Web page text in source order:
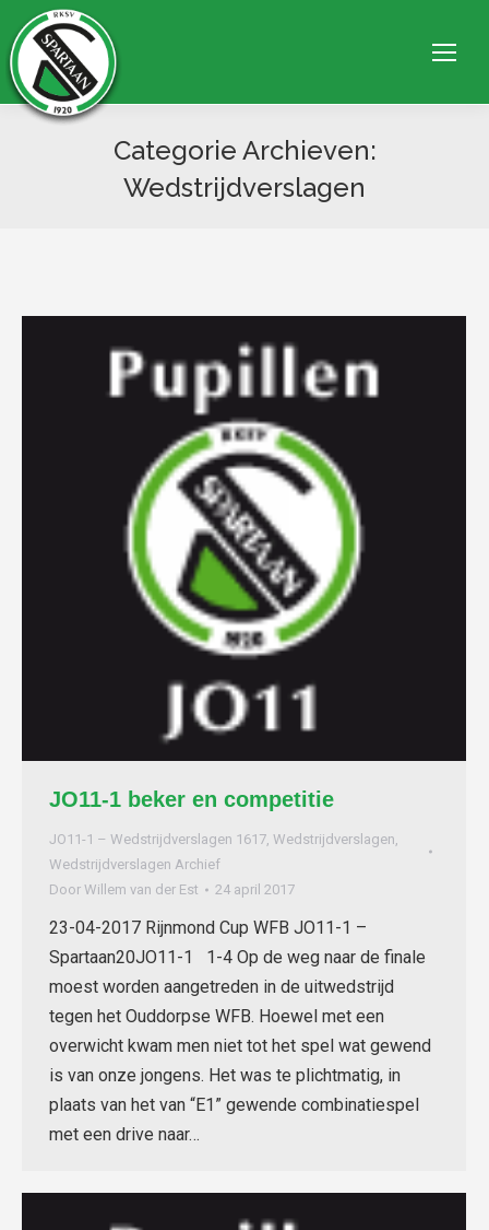
Categorie Archieven:
Wedstrijdverslagen
JO11-1 beker en competitie
JO11-1 – Wedstrijdverslagen 1617, Wedstrijdverslagen,
Wedstrijdverslagen Archief
Door Willem van der Est 24 april 2017
23-04-2017 Rijnmond Cup WFB JO11-1 –
Spartaan20JO11-1 1-4 Op de weg naar de finale
moest worden aangetreden in de uitwedstrijd
tegen het Ouddorpse WFB. Hoewel met een
overwicht kwam men niet tot het spel wat gewend
is van onze jongens. Het was te plichtmatig, in
plaats van het van “E1” gewende combinatiespel
met een drive naar…